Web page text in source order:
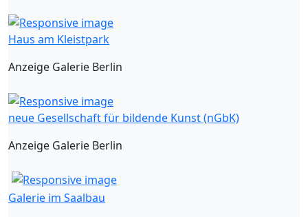
Haus am Kleistpark
Anzeige Galerie Berlin
neue Gesellschaft für bildende Kunst (nGbK)
Anzeige Galerie Berlin
Galerie im Saalbau